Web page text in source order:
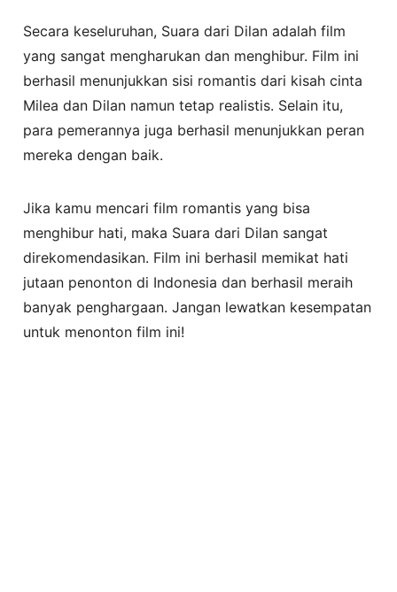
Secara keseluruhan, Suara dari Dilan adalah film
yang sangat mengharukan dan menghibur. Film ini
berhasil menunjukkan sisi romantis dari kisah cinta
Milea dan Dilan namun tetap realistis. Selain itu,
para pemerannya juga berhasil menunjukkan peran
mereka dengan baik.
Jika kamu mencari film romantis yang bisa
menghibur hati, maka Suara dari Dilan sangat
direkomendasikan. Film ini berhasil memikat hati
jutaan penonton di Indonesia dan berhasil meraih
banyak penghargaan. Jangan lewatkan kesempatan
untuk menonton film ini!